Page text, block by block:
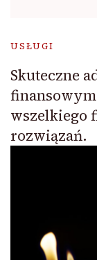
USŁUGI
Skuteczne
wszelkiego
rozwiązań.